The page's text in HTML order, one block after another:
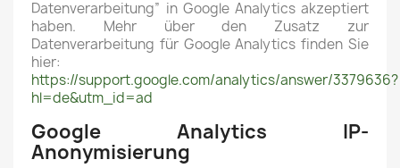
Datenverarbeitung” in Google Analytics akzeptiert
haben. Mehr über den Zusatz zur
Datenverarbeitung für Google Analytics finden Sie
hier:
https://support.google.com/analytics/answer/3379636?
hl=de&utm_id=ad
Google Analytics IP-
Anonymisierung